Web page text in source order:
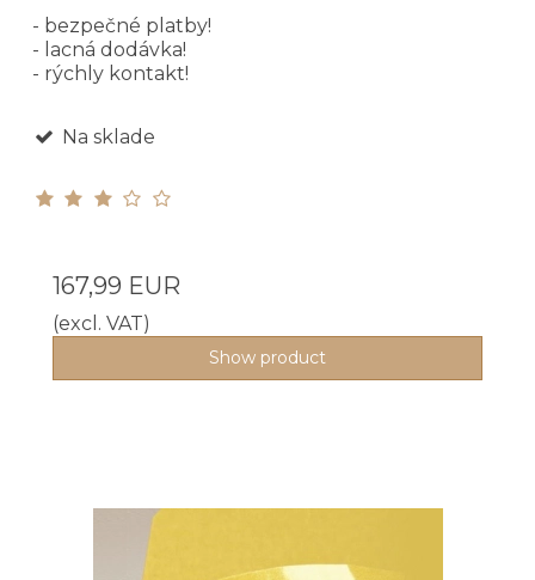
- bezpečné platby!
- lacná dodávka!
- rýchly kontakt!
Na sklade
167,99 EUR
(excl. VAT)
Show product